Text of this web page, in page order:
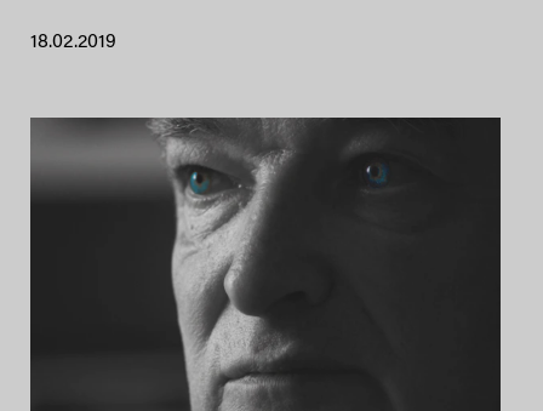
18.02.2019